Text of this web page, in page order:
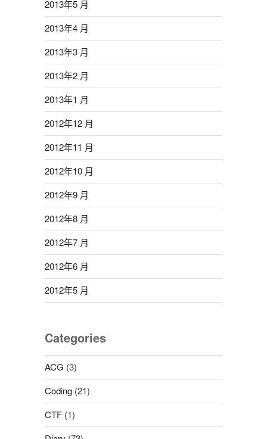
2013年5 月
2013年4 月
2013年3 月
2013年2 月
2013年1 月
2012年12 月
2012年11 月
2012年10 月
2012年9 月
2012年8 月
2012年7 月
2012年6 月
2012年5 月
Categories
ACG (3)
Coding(21)
CTF(1)